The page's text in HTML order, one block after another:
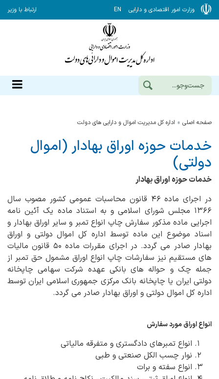
وزارت امور اقتصادی و دارایی EN ارتباط با وزیر
صفحه اصلی اداره کل مدیریت اموال و دارایی های دولت
خدمات حوزه اوراق بهادار (اموال
دولتی)
خدمات حوزه اوراق بهادار
در اجرای ماده ۴۶ قانون محاسبات عمومی کشور مصوب سال
۱۳۶۶ مجلس شورای اسلامی و به استناد ماده یک آئین نامه
اجرایی ماده مذکور سفارش چاپ انواع تمبر و سایر اوراق بهادار و
اسناد موضوع این ماده توسط اداره کل اموال دولتی و اوراق
بهادار صادر می گردد. در اجرای مقررات ماده ۵۰ قانون مالیات
های مستقیم نیز سفارشات چاپ انواع اوراق مشمول حق تمبر از
جمله چک و حواله های بانکی عهده شرکت سهامی چاپخانه
دولتی ایران یا چاپخانه بانک مرکزی جمهوری اسلامی ایران توسط
اداره کل اموال دولتی و اوراق بهادار صادر می گردد.
انواع اوراق مورد سفارش
انواع تمبرهای دادگستری و متفرقه مالیاتی
نوار چسب الکل صنعتی و طبی
انواع سفته و برات